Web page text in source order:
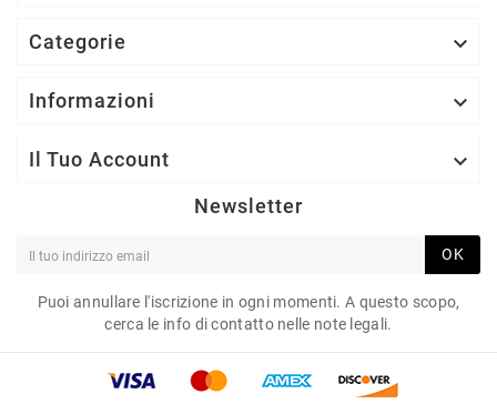
Categorie 
Informazioni 
Il Tuo Account 
Newsletter
OK
Puoi annullare l'iscrizione in ogni momenti. A questo scopo,
cerca le info di contatto nelle note legali.